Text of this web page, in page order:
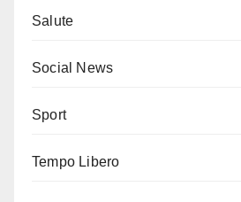
Salute
Social News
Sport
Tempo Libero